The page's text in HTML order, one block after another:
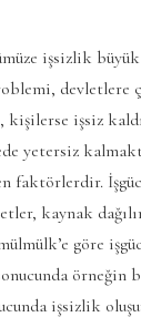
işsizlik
devletlere
işsiz
yetersiz
faktörlerdir.
kaynak
göre
işsizlik